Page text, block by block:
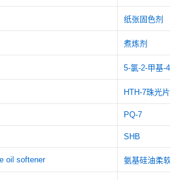
纸张固色剂
煮炼剂
5-氯-2-甲基-4-
HTH-7珠光片
PQ-7
SHB
oil softener 氨基硅油柔软